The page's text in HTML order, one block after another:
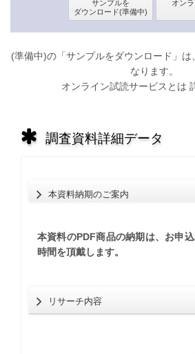
(準備中)の「サンプルをダウンロード」は
なります。
オンライン試読サービスとは
調査資料詳細データ
本資料納期のご案内
本資料のPDF商品の納期は、お申
時間を頂戴します。
リサーチ内容